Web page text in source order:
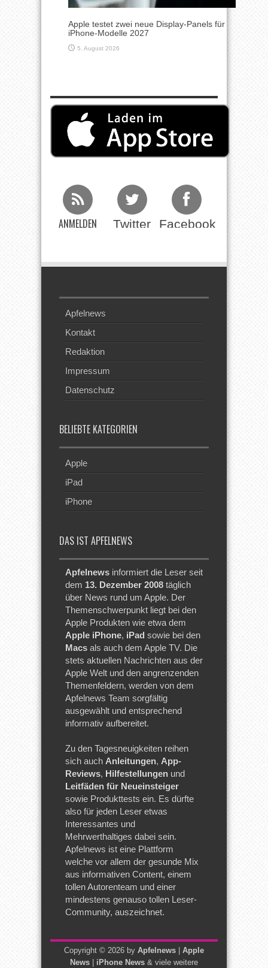
Apple testet zwei neue Display-Panels für
iPhone-Modelle 2027
5. August 2026
ANMELDEN Twitter Facebook
Apfelnews
Kontakt
Redaktion
Impressum
Datenschutz
BELIEBTE KATEGORIEN
Apple
iPad
iPhone
DAS IST APFELNEWS
Apfelnews informiert die Leser seit
dem 13. Dezember 2008 täglich
über News rund um Apple. Der
Themenschwerpunkt liegt bei den
Apple Produkten wie etwa dem
Apple iPhone, iPad sowie bei den
Macs als auch dem Apple TV. Die
stets aktuellen Nachrichten aus der
Apple Welt und den angrenzenden
Themenfeldern, werden von dem
Apfelnews Team sorgfältig
ausgewählt und entsprechend
informativ aufbereitet.
Zu den Tagesneuigkeiten reihen
sich auch Anleitungen, App-
Reviews, Hilfestellungen und
Leitfäden für Neueinsteiger
sowie Produkttests ein. Es dürfte
also für jeden Leser etwas
Interessantes und
Mehrwerthaltiges dabei sein.
Apfelnews ist eine Plattform
welche vor allem der gesunde Mix
aus informativen Content, einem
tollen Autorenteam und einer
mindestens genauso tollen Leser-
Community, auszeichnet.
Copyright © 2026 by Apfelnews
Apple
News
iPhone News & viele weitere